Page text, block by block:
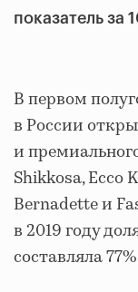
показатель за
В первом
в России
и
Shikkosa, Ecco
Bernadette и
в 2019 году
составляла